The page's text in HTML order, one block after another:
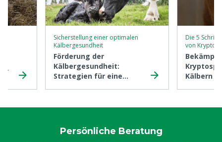
Sicherstellung einer optimalen
Kälbergesundheit
Förderung der
Kälbergesundheit:
Strategien für eine
Die 5
von
Kälbern
Persönliche Beratung